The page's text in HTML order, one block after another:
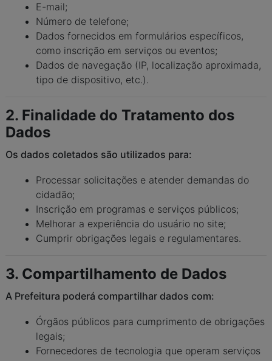
E-mail;
Número de telefone;
Dados fornecidos em formulários específicos,
como inscrição em serviços ou eventos;
Dados de navegação (IP, localização aproximada,
tipo de dispositivo, etc.).
2. Finalidade do Tratamento dos
Dados
Os dados coletados são utilizados para:
Processar solicitações e atender demandas do
cidadão;
Inscrição em programas e serviços públicos;
Melhorar a experiência do usuário no site;
Cumprir obrigações legais e regulamentares.
3. Compartilhamento de Dados
A Prefeitura poderá compartilhar dados com:
Órgãos públicos para cumprimento de obrigações
legais;
Fornecedores de tecnologia que operam serviços